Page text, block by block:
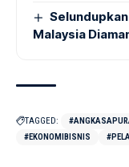
Malaysia
TAGGED:
#EKONOMIBISNIS